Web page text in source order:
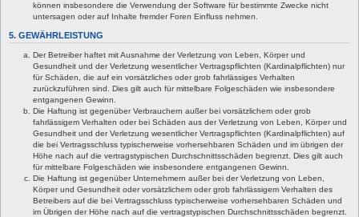
können insbesondere die Verwendung der Software für bestimmte Zwecke nicht
untersagen oder auf Inhalte fremder Foren Einfluss nehmen.
5. GEWÄHRLEISTUNG
Der Betreiber haftet mit Ausnahme der Verletzung von Leben, Körper und
Gesundheit und der Verletzung wesentlicher Vertragspflichten (Kardinalpflichten) nur
für Schäden, die auf ein vorsätzliches oder grob fahrlässiges Verhalten
zurückzuführen sind. Dies gilt auch für mittelbare Folgeschäden wie insbesondere
entgangenen Gewinn.
Die Haftung ist gegenüber Verbrauchern außer bei vorsätzlichem oder grob
fahrlässigem Verhalten oder bei Schäden aus der Verletzung von Leben, Körper und
Gesundheit und der Verletzung wesentlicher Vertragspflichten (Kardinalpflichten) auf
die bei Vertragsschluss typischerweise vorhersehbaren Schäden und im übrigen der
Höhe nach auf die vertragstypischen Durchschnittsschäden begrenzt. Dies gilt auch
für mittelbare Folgeschäden wie insbesondere entgangenen Gewinn.
Die Haftung ist gegenüber Unternehmern außer bei der Verletzung von Leben,
Körper und Gesundheit oder vorsätzlichem oder grob fahrlässigem Verhalten des
Betreibers auf die bei Vertragsschluss typischerweise vorhersehbaren Schäden und
im Übrigen der Höhe nach auf die vertragstypischen Durchschnittsschäden begrenzt.